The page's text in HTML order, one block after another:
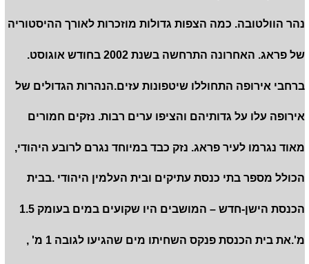
נהר הוולטובה. כמה הצפות גדולות מוזכרות לאורך ההיסטוריה
של פראג. האחרונה התרחשה בשנת 2002 בחודש אוגוסט.
ברחבי אירופה התחוללו שיטפונות עזים.הנהרות הגדולים של
אירופה עלו על גדותיהם והציפו ערים רבות. נזקים חמורים
מאוד נגרמו לעיר פראג. נזק כבד במיוחד נגרם לרובע היהודי,
הכולל מספר בתי כנסת עתיקים ובית העלמין היהודי .בבית
הכנסת הישן-חדש – המושבים היו שקועים במים בעומק 1.5
מ'.את בית הכנסת פנקס השחיתו מים שהגיעו לגובה 1 מ' ,